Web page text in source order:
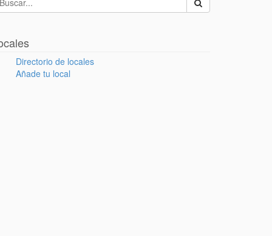
Directorio de locales
Añade tu local